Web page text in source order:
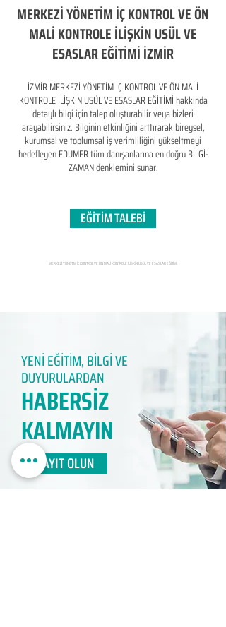
MERKEZİ YÖNETİM İÇ KONTROL VE ÖN
MALİ KONTROLE İLİŞKİN USÜL VE
ESASLAR EĞİTİMİ İZMİR
İZMİR MERKEZİ YÖNETİM İÇ KONTROL VE ÖN MALİ
KONTROLE İLİŞKİN USÜL VE ESASLAR EĞİTİMİ hakkında
detaylı bilgi için talep oluşturabilir veya bizleri
arayabilirsiniz. Bilginin etkinliğini arttırarak bireysel,
kurumsal ve toplumsal iş verimliliğini yükseltmeyi
hedefleyen​ EDUMER tüm danışanlarına en doğru BİLGİ-
ZAMAN denklemini sunar.
EĞİTİM TALEBİ
MERKEZİ YÖNETİM İÇ KONTROL VE ÖN MALİ KONTROLE İLİŞKİN USÜL VE ESASLAR EĞİTİMİ
YENİ EĞİTİM, BİLGİ VE
DUYURULARDAN
HABERSİZ
KALMAYIN​
KAYIT OLUN